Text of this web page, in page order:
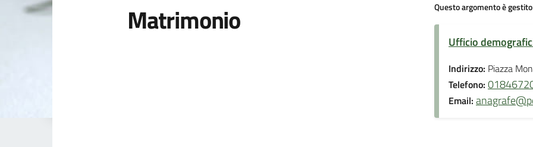
Matrimonio Questo argomento è
Ufficio
Indirizzo: Piazza
Telefono:
Email: